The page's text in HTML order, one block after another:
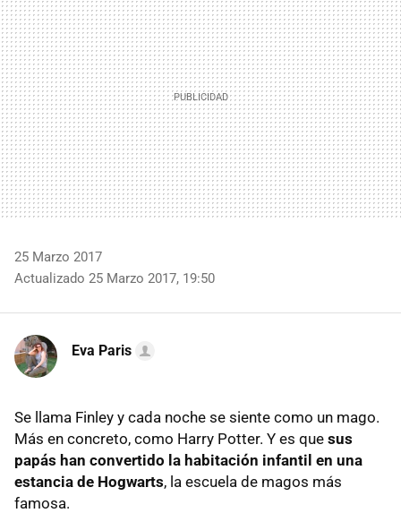
25 Marzo 2017
Actualizado 25 Marzo 2017, 19:50
Eva Paris
Se llama Finley y cada noche se siente como un mago.
Más en concreto, como Harry Potter. Y es que sus
papás han convertido la habitación infantil en una
estancia de Hogwarts, la escuela de magos más
famosa.